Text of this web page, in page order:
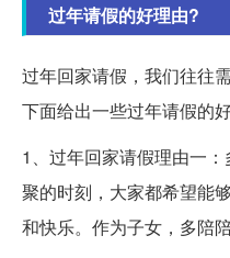
过年请假的好理由?
过年回家请假，我们往往
下面给出一些过年请假的
1、过年回家请假理由一
聚的时刻，大家都希望能
和快乐。作为子女，多陪